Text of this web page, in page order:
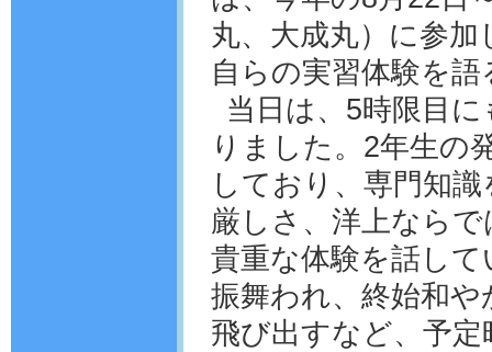
丸、大成丸）に参
自らの実習体験を
当日は、5時限目
りました。2年生の
しており、専門知
厳しさ、洋上なら
貴重な体験を話し
振舞われ、終始和
飛び出すなど、予